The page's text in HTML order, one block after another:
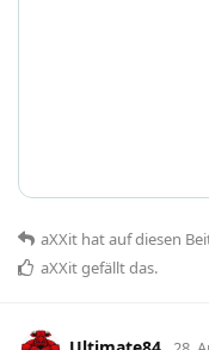
aXXit hatauf diesen
aXXitgefällt das.